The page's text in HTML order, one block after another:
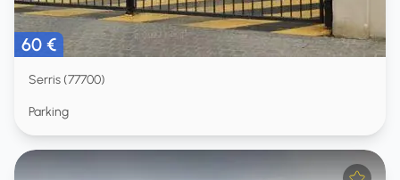
60 €
Serris (77700)
Parking